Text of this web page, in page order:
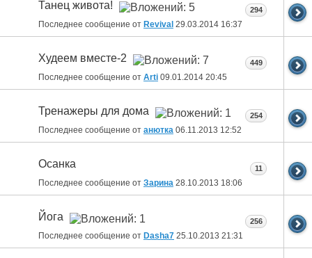
Танец живота!
Последнее сообщение от Revival 29.03.2014 16:37
294
Худеем вместе-2
Последнее сообщение от Arti 09.01.2014 20:45
449
Тренажеры для дома
Последнее сообщение от анютка 06.11.2013 12:52
254
Осанка
Последнее сообщение от Зарина 28.10.2013 18:06
11
Йога
Последнее сообщение от Dasha7 25.10.2013 21:31
256